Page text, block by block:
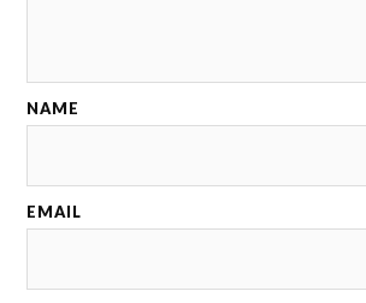
NAME
EMAIL